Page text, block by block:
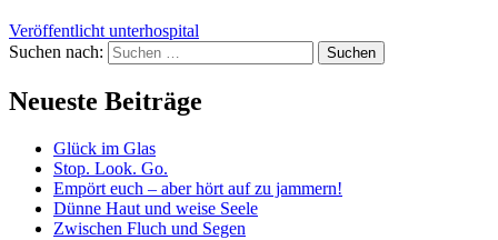
Veröffentlicht unterhospital
Suchen nach:
Neueste Beiträge
Glück im Glas
Stop. Look. Go.
Empört euch – aber hört auf zu jammern!
Dünne Haut und weise Seele
Zwischen Fluch und Segen